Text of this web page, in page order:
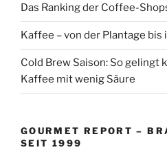
Das Ranking der Coffee-
Kaffee – von der Plantage bis
Cold Brew Saison: So gelingt
Kaffee mit wenig Säure
GOURMET REPORT –
SEIT 1999